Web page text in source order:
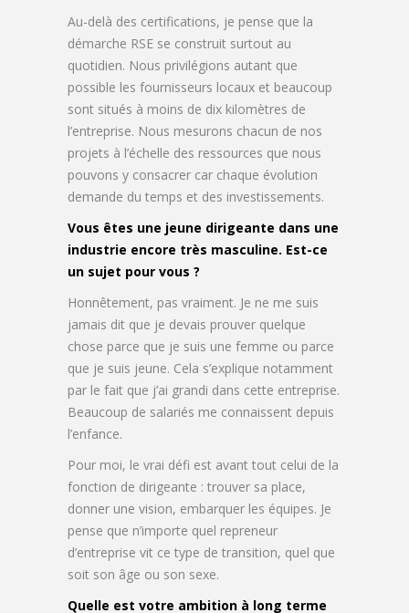
Au-delà des certifications, je pense que la
démarche RSE se construit surtout au
quotidien. Nous privilégions autant que
possible les fournisseurs locaux et beaucoup
sont situés à moins de dix kilomètres de
l’entreprise. Nous mesurons chacun de nos
projets à l’échelle des ressources que nous
pouvons y consacrer car chaque évolution
demande du temps et des investissements.
Vous êtes une jeune dirigeante dans une
industrie encore très masculine. Est-ce
un sujet pour vous ?
Honnêtement, pas vraiment. Je ne me suis
jamais dit que je devais prouver quelque
chose parce que je suis une femme ou parce
que je suis jeune. Cela s’explique notamment
par le fait que j’ai grandi dans cette entreprise.
Beaucoup de salariés me connaissent depuis
l’enfance.
Pour moi, le vrai défi est avant tout celui de la
fonction de dirigeante : trouver sa place,
donner une vision, embarquer les équipes. Je
pense que n’importe quel repreneur
d’entreprise vit ce type de transition, quel que
soit son âge ou son sexe.
Quelle est votre ambition à long terme